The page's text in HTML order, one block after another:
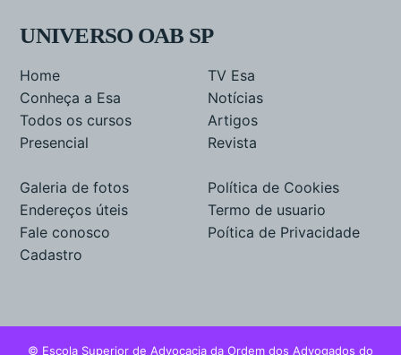
UNIVERSO OAB SP
Home
Conheça a Esa
Todos os cursos
Presencial
TV Esa
Notícias
Artigos
Revista
Galeria de fotos
Endereços úteis
Fale conosco
Cadastro
Política de Cookies
Termo de usuario
Poítica de Privacidade
© Escola Superior de Advocacia da Ordem dos Advogados do